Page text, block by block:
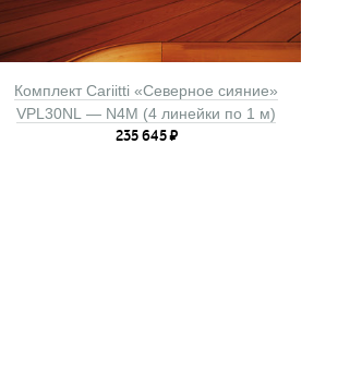
Комплект Cariitti «Северное сияние»
VPL30NL — N4M (4 линейки по 1 м)
235 645₽